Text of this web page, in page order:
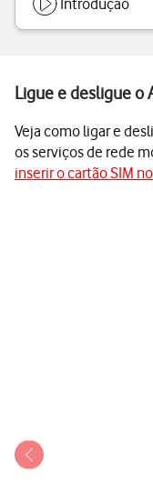
Introdução
Ligue e desligue o
Veja como ligar e
os serviços de rede
inserir o cartão SIM